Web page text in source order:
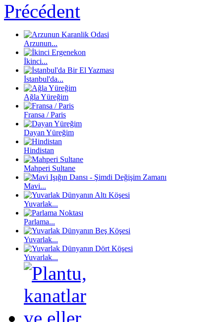
Précédent
Arzunun...
İkinci...
İstanbul'da...
Ağla Yüreğim
Fransa / Paris
Dayan Yüreğim
Hindistan
Mahperi Sultane
Mavi...
Yuvarlak...
Parlama...
Yuvarlak...
Yuvarlak...